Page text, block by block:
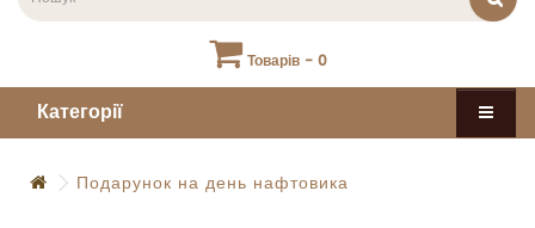
Товарів - 0
Категорії
Подарунок на день нафтовика